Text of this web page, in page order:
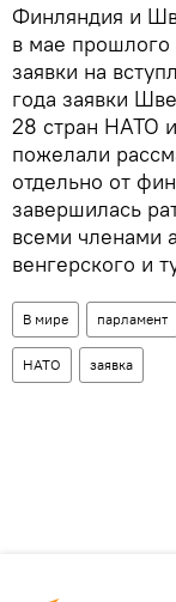
Финляндия и
в мае прошлого
заявки на
года заявки
28 стран НАТО
пожелали
отдельно от
завершилась
всеми членами
венгерского и
В мире парламент
НАТО заявка